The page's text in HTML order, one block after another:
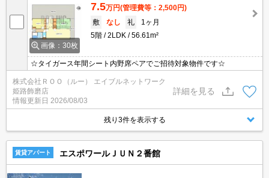
画像：30枚
7.5万円(管理費等：2,500円)
敷
なし 礼
1ヶ月
5階
2LDK 56.61m²
☆タイガース年間シート内野席ペアでご招待対象物件です☆
株式会社ＲＯＯ（ルー） エイブルネットワーク
姫路飾磨店
情報更新日 2026/08/03
詳細を見る
残り3件を表示する
賃貸アパート エスポワールＪＵＮ２番館